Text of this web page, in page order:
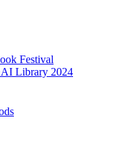
Festival
Library 2024